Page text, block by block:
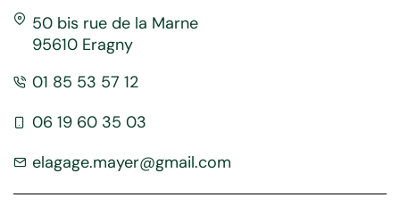
50 bis rue de la Marne
95610 Eragny
01 85 53 57 12
06 19 60 35 03
elagage.mayer@gmail.com